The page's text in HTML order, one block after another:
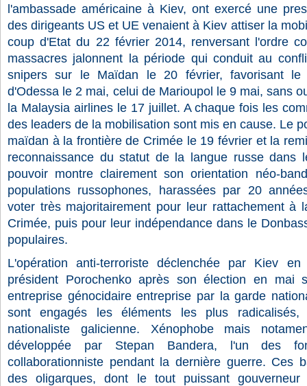
l'ambassade américaine à Kiev, ont exercé une
des dirigeants US et UE venaient à Kiev attiser la
coup d'Etat du 22 février 2014, renversant l'ordre
massacres jalonnent la période qui conduit au
snipers sur le Maïdan le 20 février, favorisant le
d'Odessa le 2 mai, celui de Marioupol le 9 mai, sans
la Malaysia airlines le 17 juillet. A chaque fois les
des leaders de la mobilisation sont mis en cause. Le
maïdan à la frontière de Crimée le 19 février et la
reconnaissance du statut de la langue russe dans
pouvoir montre clairement son orientation néo-
populations russophones, harassées par 20
voter très majoritairement pour leur rattachement à
Crimée, puis pour leur indépendance dans le
populaires.
L'opération anti-terroriste déclenchée par Kiev
président Porochenko après son élection en mai
entreprise génocidaire entreprise par la garde
sont engagés les éléments les plus radicalisés,
nationaliste galicienne. Xénophobe mais
développée par Stepan Bandera, l'un des
collaborationniste pendant la dernière guerre. Ces
des oligarques, dont le tout puissant gouverneur